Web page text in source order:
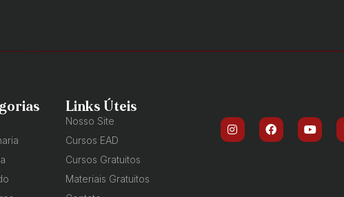
Links Úteis
Nosso Site
Cursos EAD
Cursos Gratuitos
Materiais Gratuitos